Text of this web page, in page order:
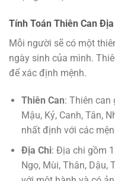
Tính Toán Thiên Can
Mỗi người sẽ có một
ngày sinh của mình.
để xác định mệnh.
Thiên Can: Thiên can
Mậu, Kỷ, Canh, Tân,
nhất định với các
Địa Chi: Địa chi gồm
Ngọ, Mùi, Thân, Dậu,